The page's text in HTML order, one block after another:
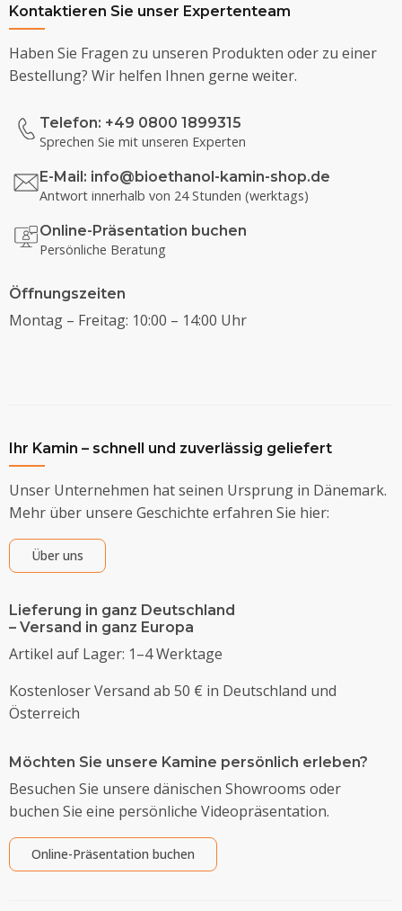
Kontaktieren Sie unser Expertenteam
Haben Sie Fragen zu unseren Produkten oder zu einer
Bestellung? Wir helfen Ihnen gerne weiter.
Telefon: +49 0800 1899315
Sprechen Sie mit unseren Experten
E-Mail: info@bioethanol-kamin-shop.de
Antwort innerhalb von 24 Stunden (werktags)
Online-Präsentation buchen
Persönliche Beratung
Öffnungszeiten
Montag – Freitag: 10:00 – 14:00 Uhr
Ihr Kamin – schnell und zuverlässig geliefert
Unser Unternehmen hat seinen Ursprung in Dänemark.
Mehr über unsere Geschichte erfahren Sie hier:
Über uns
Lieferung in ganz Deutschland
– Versand in ganz Europa
Artikel auf Lager: 1–4 Werktage
Kostenloser Versand ab 50 € in Deutschland und
Österreich
Möchten Sie unsere Kamine persönlich erleben?
Besuchen Sie unsere dänischen Showrooms oder
buchen Sie eine persönliche Videopräsentation.
Online-Präsentation buchen